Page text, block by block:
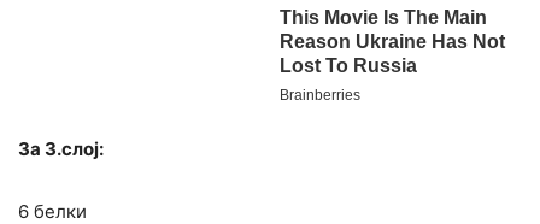
За 3.слој:
6 белки